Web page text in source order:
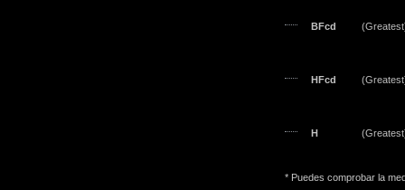
* Puedes comprobar la
BFcd
HFcd
H